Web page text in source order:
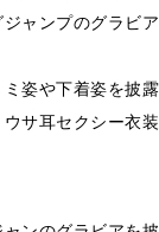
ャンプのグラビ
姿や下着姿を披
サ耳セクシー衣